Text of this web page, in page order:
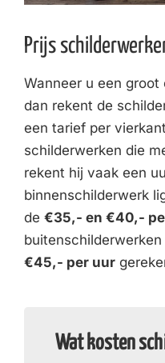
Prijs
Wanneer u een
dan rekent de
een tarief per
schilderwerken die
rekent hij vaak een
binnenschilderwerk
de €35,- en €40,-
€45,- per uur
Wat kosten